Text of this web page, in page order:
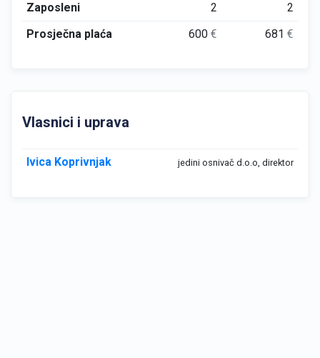
Zaposleni
2
2
Prosječna plaća
600€ 681€
Vlasnici i uprava
Ivica Koprivnjak jedini osnivač d.o.o, direktor